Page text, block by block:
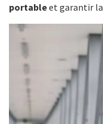
portableet garantir la